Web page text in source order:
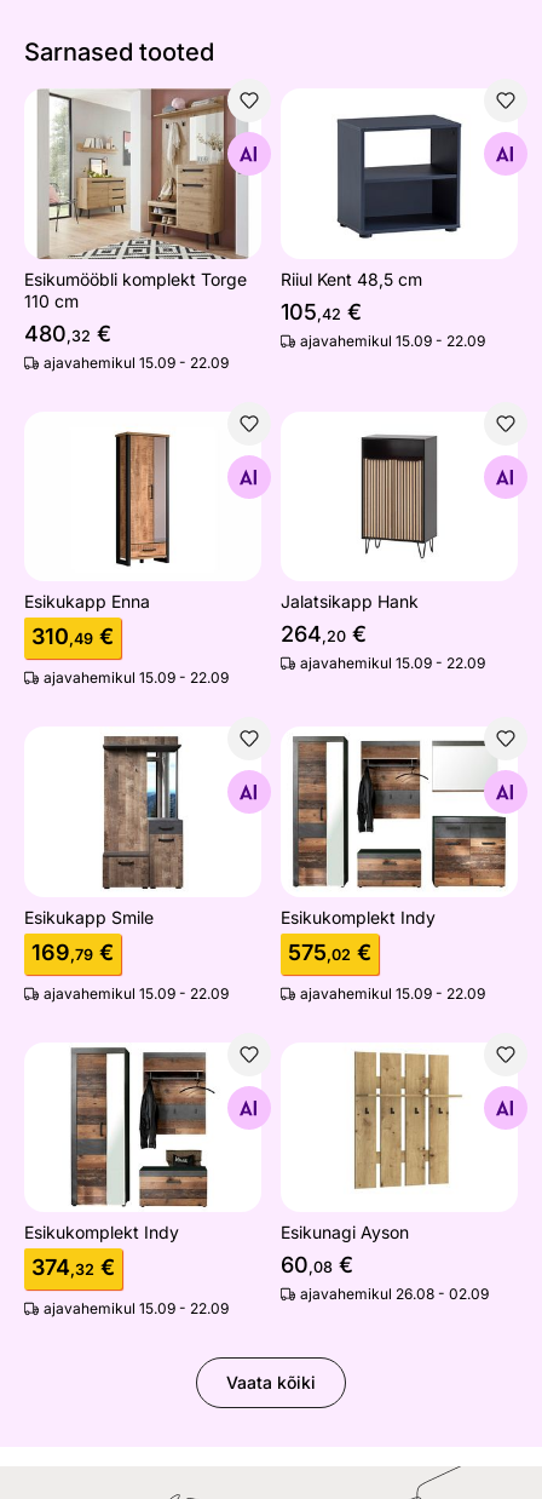
Sarnased tooted
Esikumööbli komplekt Torge 110 cm
Otsi sarnaseid
Esikumööbli komplekt Torge
110 cm
480,32 €
ajavahemikul 15.09 - 22.09
Riiul Kent 48,5 cm
Riiul Kent 48,5 cm
105,42 €
ajavahemikul 15.09 - 22.09
Esikukapp Enna
Otsi sarnaseid
Esikukapp Enna
310,49 €
ajavahemikul 15.09 - 22.09
Jalatsikapp Hank
Jalatsikapp Hank
264,20 €
ajavahemikul 15.09 - 22.09
Esikukapp Smile
Otsi sarnaseid
Esikukapp Smile
169,79 €
ajavahemikul 15.09 - 22.09
Esikukomplekt Indy
Otsi sarnaseid
Esikukomplekt Indy
575,02 €
ajavahemikul 15.09 - 22.09
Esikukomplekt Indy
Otsi sarnaseid
Esikukomplekt Indy
374,32 €
ajavahemikul 15.09 - 22.09
Esikunagi Ayson
Otsi sarnaseid
Esikunagi Ayson
60,08 €
ajavahemikul 26.08 - 02.09
Vaata kõiki